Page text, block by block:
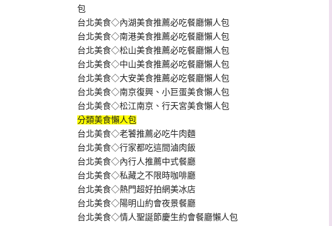
包
台北美食◇內湖美食推薦必吃餐廳懶人包
台北美食◇南港美食推薦必吃餐廳懶人包
台北美食◇松山美食推薦必吃餐廳懶人包
台北美食◇中山美食推薦必吃餐廳懶人包
台北美食◇大安美食推薦必吃餐廳懶人包
台北美食◇南京復興、小巨蛋美食懶人包
台北美食◇松江南京、行天宮美食懶人包
分類美食懶人包
台北美食◇老饕推薦必吃牛肉麵
台北美食◇行家都吃這間滷肉飯
台北美食◇內行人推薦中式餐廳
台北美食◇私藏之不限時咖啡廳
台北美食◇熱門超好拍網美冰店
台北美食◇陽明山約會夜景餐廳
台北美食◇情人聖誕節慶生約會餐廳懶人包